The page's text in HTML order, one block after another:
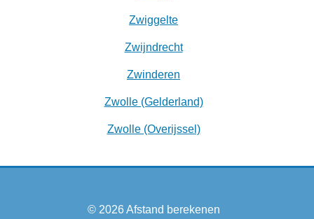
Zwiggelte
Zwijndrecht
Zwinderen
Zwolle (Gelderland)
Zwolle (Overijssel)
© 2026Afstand berekenen